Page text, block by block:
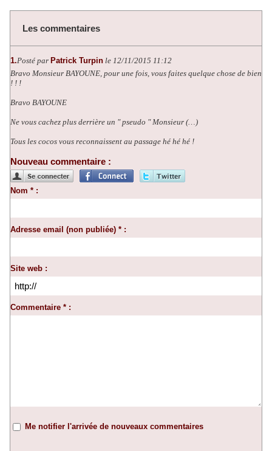
Les commentaires
1.Posté par Patrick Turpin le 12/11/2015 11:12
Bravo Monsieur BAYOUNE, pour une fois, vous faites quelque chose de bien
! ! !
Bravo BAYOUNE
Ne vous cachez plus derrière un " pseudo " Monsieur (…)
Tous les cocos vous reconnaissent au passage hé hé hé !
Nouveau commentaire :
Nom * :
Adresse email (non publiée) * :
Site web :
Commentaire * :
Me notifier l'arrivée de nouveaux commentaires